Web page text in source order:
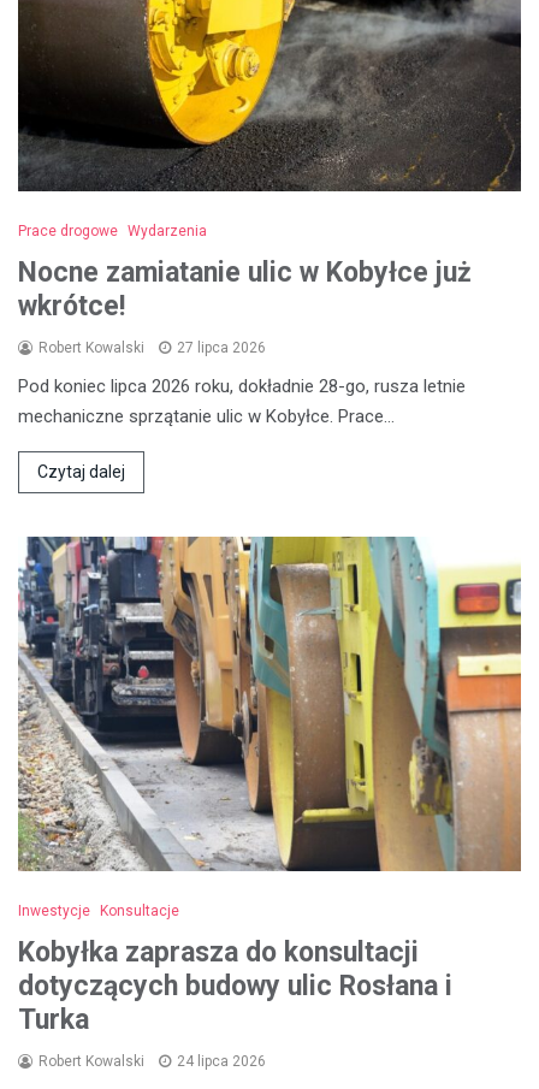
Prace drogowe Wydarzenia
Nocne zamiatanie ulic w Kobyłce już
wkrótce!
Robert Kowalski 27 lipca 2026
Pod koniec lipca 2026 roku, dokładnie 28-go, rusza letnie
mechaniczne sprzątanie ulic w Kobyłce. Prace…
Czytaj dalej
Inwestycje Konsultacje
Kobyłka zaprasza do konsultacji
dotyczących budowy ulic Rosłana i
Turka
Robert Kowalski 24 lipca 2026